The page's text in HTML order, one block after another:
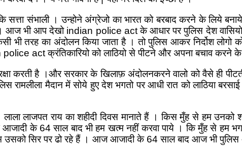
सत्ता संभाली । उन्होने अंग्रेजो का भारत को बरबाद करने के लिये
भी आप देखो indian police act के आधार पर पुलिस देश
भी तरह का अंदोलन किया जाता है । तो पुलिस आकर निर्दोश
act क्रंतिकारियो को लाठियो से पीटने और अपना बचाव करने के
करती है ।और सरकार के खिलाफ़ अंदोलनकरने वालो को वैसे ही
रामलीला मैदान में सोये हुए देश भगतो पर आधी रात को लाठिया
लाजपत राय का शहीदी दिवस मानाते हैं । किस मुँह से हम
के 64 साल बाद भी हम खत्म नहीं करवा पाये । कि मुँह से हम
सिर पर ढो रहे हैं । आज आजादी के 64 साल बाद आज भी पुलिस